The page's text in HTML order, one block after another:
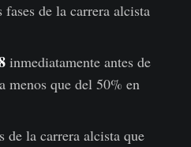
de la carrera alcista
inmediatamente antes de
menos que del 50% en
de la carrera alcista que